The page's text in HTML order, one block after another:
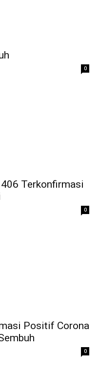
0
Terkonfirmasi
0
Positif Corona
0